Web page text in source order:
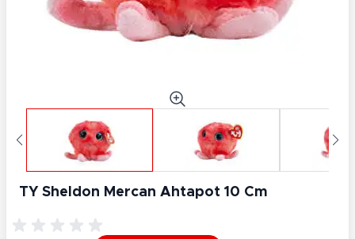
TY Sheldon Mercan Ahtapot 10 Cm